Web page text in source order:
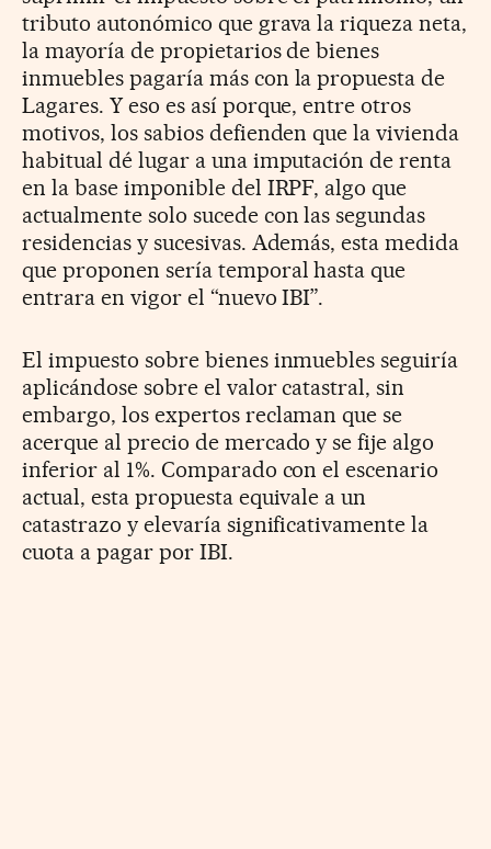
tributo autonómico que grava la riqueza neta,
la mayoría de propietarios de bienes
inmuebles pagaría más con la propuesta de
Lagares. Y eso es así porque, entre otros
motivos, los sabios defienden que la vivienda
habitual dé lugar a una imputación de renta
en la base imponible del IRPF, algo que
actualmente solo sucede con las segundas
residencias y sucesivas. Además, esta medida
que proponen sería temporal hasta que
entrara en vigor el “nuevo IBI”.
El impuesto sobre bienes inmuebles seguiría
aplicándose sobre el valor catastral, sin
embargo, los expertos reclaman que se
acerque al precio de mercado y se fije algo
inferior al 1%. Comparado con el escenario
actual, esta propuesta equivale a un
catastrazo y elevaría significativamente la
cuota a pagar por IBI.